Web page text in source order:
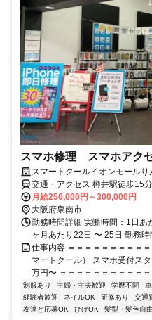
スマホ修理 スマホアク
スマートクールイオンモールり
交通・アクセス 樽井駅徒歩15分
月給250,000円～300,000円
大阪府泉南市
勤務時間詳細 実働時間：1日あ
ヶ月あたり22日 〜 25日 勤務
仕事内容 ＝＝＝＝＝＝＝＝＝
マートクール） スマホ受付ス
万円〜 ＝＝＝＝＝＝＝＝＝＝
制服あり 主婦・主夫歓迎 学歴不問
経験者歓迎
ネイルOK 研修あり 交通
友達と応募OK
ひげOK 髪型・髪色自由